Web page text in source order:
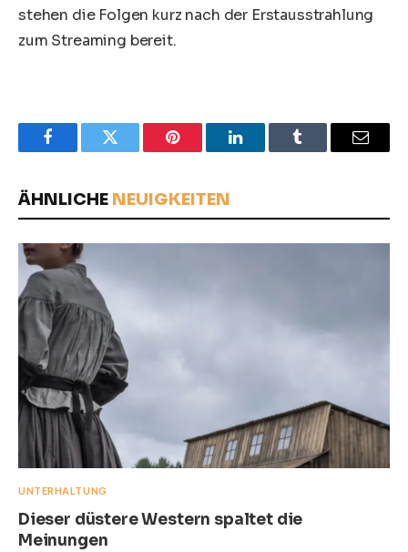
stehen die Folgen kurz nach der Erstausstrahlung
zum Streaming bereit.
FacebookTwitter Pinterest LinkedInTumblr Email
ÄHNLICHE NEUIGKEITEN
UNTERHALTUNG
Dieser düstere Western spaltet die
Meinungen